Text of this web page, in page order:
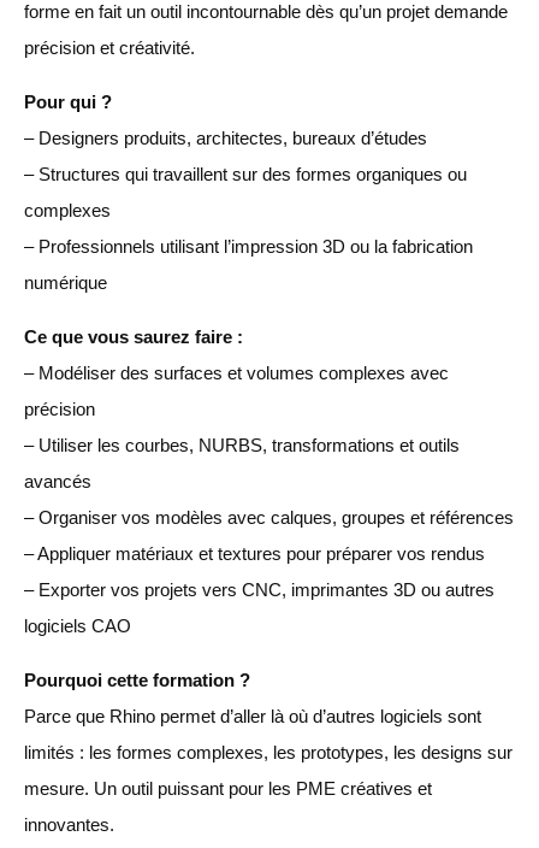
forme en fait un outil incontournable dès qu’un projet demande
précision et créativité.
Pour qui ?
– Designers produits, architectes, bureaux d’études
– Structures qui travaillent sur des formes organiques ou
complexes
– Professionnels utilisant l’impression 3D ou la fabrication
numérique
Ce que vous saurez faire :
– Modéliser des surfaces et volumes complexes avec
précision
– Utiliser les courbes, NURBS, transformations et outils
avancés
– Organiser vos modèles avec calques, groupes et références
– Appliquer matériaux et textures pour préparer vos rendus
– Exporter vos projets vers CNC, imprimantes 3D ou autres
logiciels CAO
Pourquoi cette formation ?
Parce que Rhino permet d’aller là où d’autres logiciels sont
limités : les formes complexes, les prototypes, les designs sur
mesure. Un outil puissant pour les PME créatives et
innovantes.